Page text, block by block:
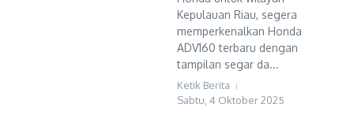
Kepulauan Riau, segera
memperkenalkan Honda
ADV160 terbaru dengan
tampilan segar da...
Ketik Berita
Sabtu, 4 Oktober 2025